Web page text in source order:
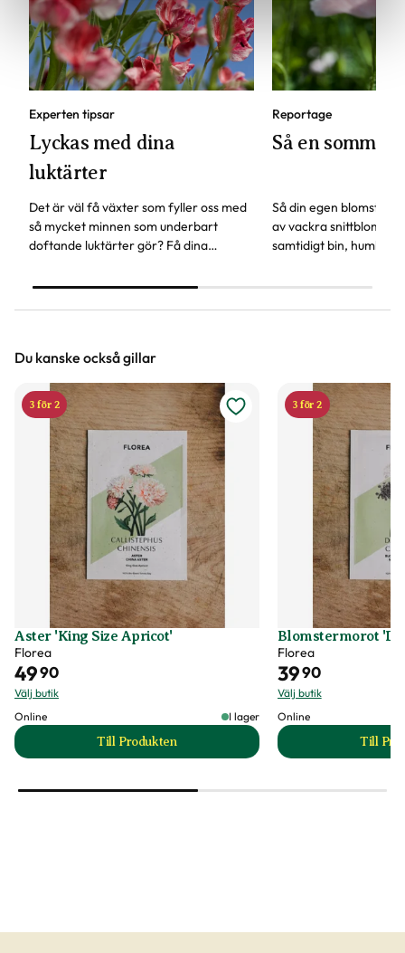
Experten tipsar
Lyckas med dina
luktärter
Det är väl få växter som fyller oss med
så mycket minnen som underbart
doftande luktärter gör? Få dina
här är experttipsen!
Reportage
Så en
Så din egen
av vackra
samtidigt bin, humlor
Trädgårdsprofilen
Du kanske också gillar
3 för 2
Aster 'King Size Apricot'
Florea
4990
Välj butik
Online
I lager
Till Produkten
till Aster 'King Size Apricot' produktsida
3 för 2
Blomstermorot
Florea
3990
Välj butik
Online
Till